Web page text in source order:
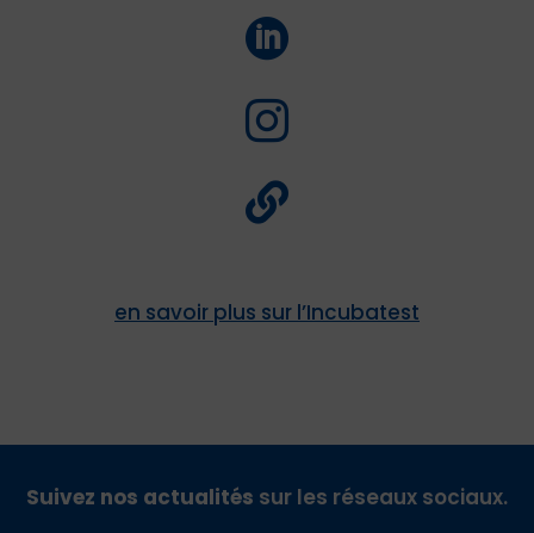



en savoir plus sur l’Incubatest
Suivez nos actualités sur les réseaux sociaux.